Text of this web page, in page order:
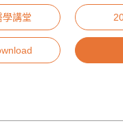
學講堂